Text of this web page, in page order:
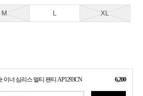
M L XL
이너 심리스 멀티 팬티 AP1293CN 6,200